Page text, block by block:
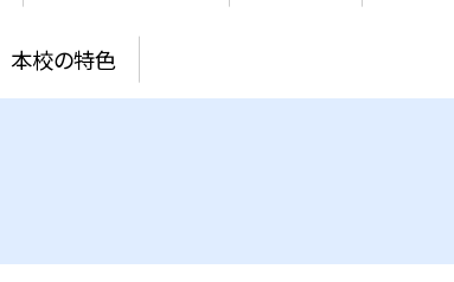
本校の特色